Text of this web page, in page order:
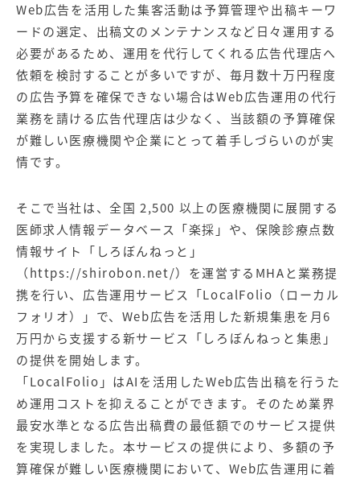
Web広告を活用した集客活動は予算管理や出稿キーワ
ードの選定、出稿文のメンテナンスなど日々運用する
必要があるため、運用を代行してくれる広告代理店へ
依頼を検討することが多いですが、毎月数十万円程度
の広告予算を確保できない場合はWeb広告運用の代行
業務を請ける広告代理店は少なく、当該額の予算確保
が難しい医療機関や企業にとって着手しづらいのが実
情です。
そこで当社は、全国 2,500 以上の医療機関に展開する
医師求人情報データベース「楽採」や、保険診療点数
情報サイト「しろぼんねっと」
（https://shirobon.net/）を運営するMHAと業務提
携を行い、広告運用サービス「LocalFolio（ローカル
フォリオ）」で、Web広告を活用した新規集患を月6
万円から支援する新サービス「しろぼんねっと集患」
の提供を開始します。
「LocalFolio」はAIを活用したWeb広告出稿を行うた
め運用コストを抑えることができます。そのため業界
最安水準となる広告出稿費の最低額でのサービス提供
を実現しました。本サービスの提供により、多額の予
算確保が難しい医療機関において、Web広告運用に着